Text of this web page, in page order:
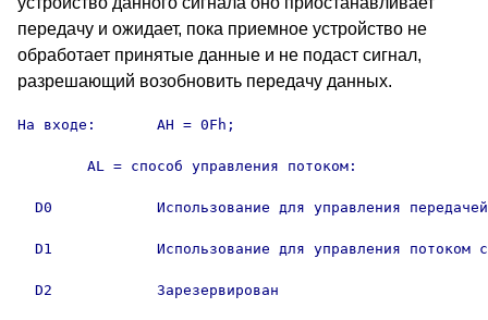
передачу и ожидает, пока приемное устройство не
обработает принятые данные и не подаст сигнал,
разрешающий возобновить передачу данных.
На входе:	AH = 0Fh;
  D0		Использование для управления передачей символов XON/XOFF
  D1		Использование для управления потоком сигналов CTS/RTS
  D2		Зарезервирован